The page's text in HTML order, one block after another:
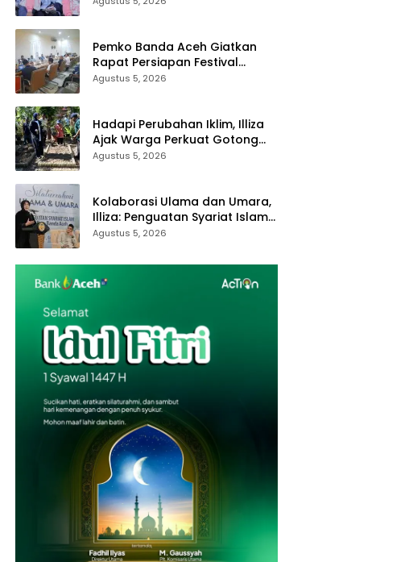
Pemko Banda Aceh Giatkan
Rapat Persiapan Festival
Kemerdekaan di Pasar Atjeh
Agustus 5, 2026
Hadapi Perubahan Iklim, Illiza
Ajak Warga Perkuat Gotong
Royong dan Kampung Proklim
Agustus 5, 2026
Kolaborasi Ulama dan Umara,
Illiza: Penguatan Syariat Islam
Tanggung Jawab Bersama
Agustus 5, 2026